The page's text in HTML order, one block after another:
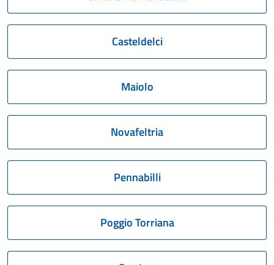
Casteldelci
Maiolo
Novafeltria
Pennabilli
Poggio Torriana